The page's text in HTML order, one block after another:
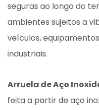
seguras ao longo do
ambientes sujeitos a
veículos,
industriais.
Arruela de Aço
feita a partir de aço